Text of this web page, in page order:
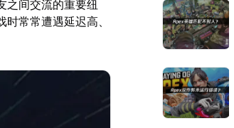
之间交流的重要纽
常常遭遇延迟高、